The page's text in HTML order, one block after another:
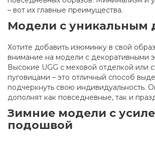
– вот их главные преимущества.
Модели с уникальным
Хотите добавить изюминку в свой
внимание на модели с декоративными
Высокие UGG с меховой отделкой или
пуговицами – это отличный способ
подчеркнуть свою индивидуальность.
дополнят как повседневные, так и
Зимние модели с
подошвой